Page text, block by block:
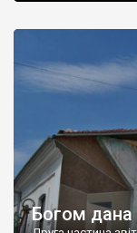
Богом дана